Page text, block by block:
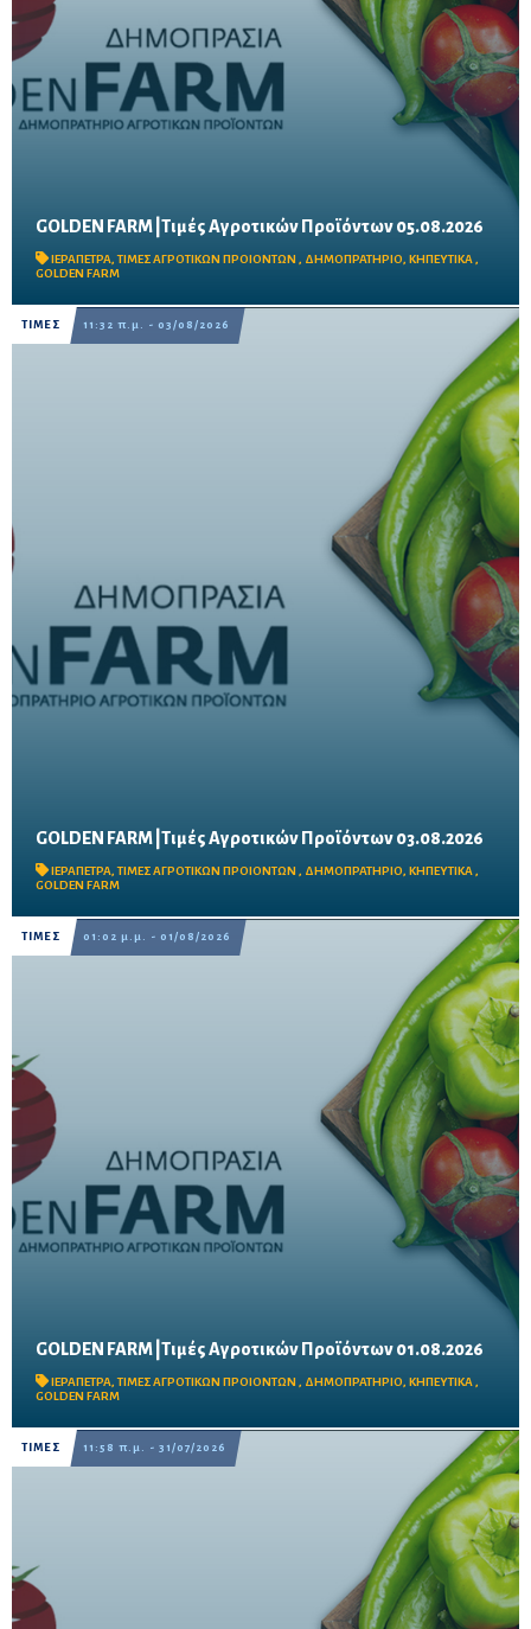
GOLDEN FARM |Τιμές Αγροτικών Προϊόντων 05.08.2026
ΙΕΡΑΠΕΤΡΑ,ΤΙΜΕΣ ΑΓΡΟΤΙΚΩΝ ΠΡΟΙΟΝΤΩΝ , ΔΗΜΟΠΡΑΤΗΡΙΟ, ΚΗΠΕΥΤΙΚΑ ,
GOLDEN FARM
ΤΙΜΕΣ 11:32 π.μ. - 03/08/2026
GOLDEN FARM |Τιμές Αγροτικών Προϊόντων 03.08.2026
ΙΕΡΑΠΕΤΡΑ,ΤΙΜΕΣ ΑΓΡΟΤΙΚΩΝ ΠΡΟΙΟΝΤΩΝ , ΔΗΜΟΠΡΑΤΗΡΙΟ, ΚΗΠΕΥΤΙΚΑ,
GOLDEN FARM
ΤΙΜΕΣ 01:02 μ.μ. - 01/08/2026
GOLDEN FARM |Τιμές Αγροτικών Προϊόντων 01.08.2026
ΙΕΡΑΠΕΤΡΑ,ΤΙΜΕΣ ΑΓΡΟΤΙΚΩΝ ΠΡΟΙΟΝΤΩΝ , ΔΗΜΟΠΡΑΤΗΡΙΟ, ΚΗΠΕΥΤΙΚΑ,
GOLDEN FARM
ΤΙΜΕΣ 11:58 π.μ. - 31/07/2026